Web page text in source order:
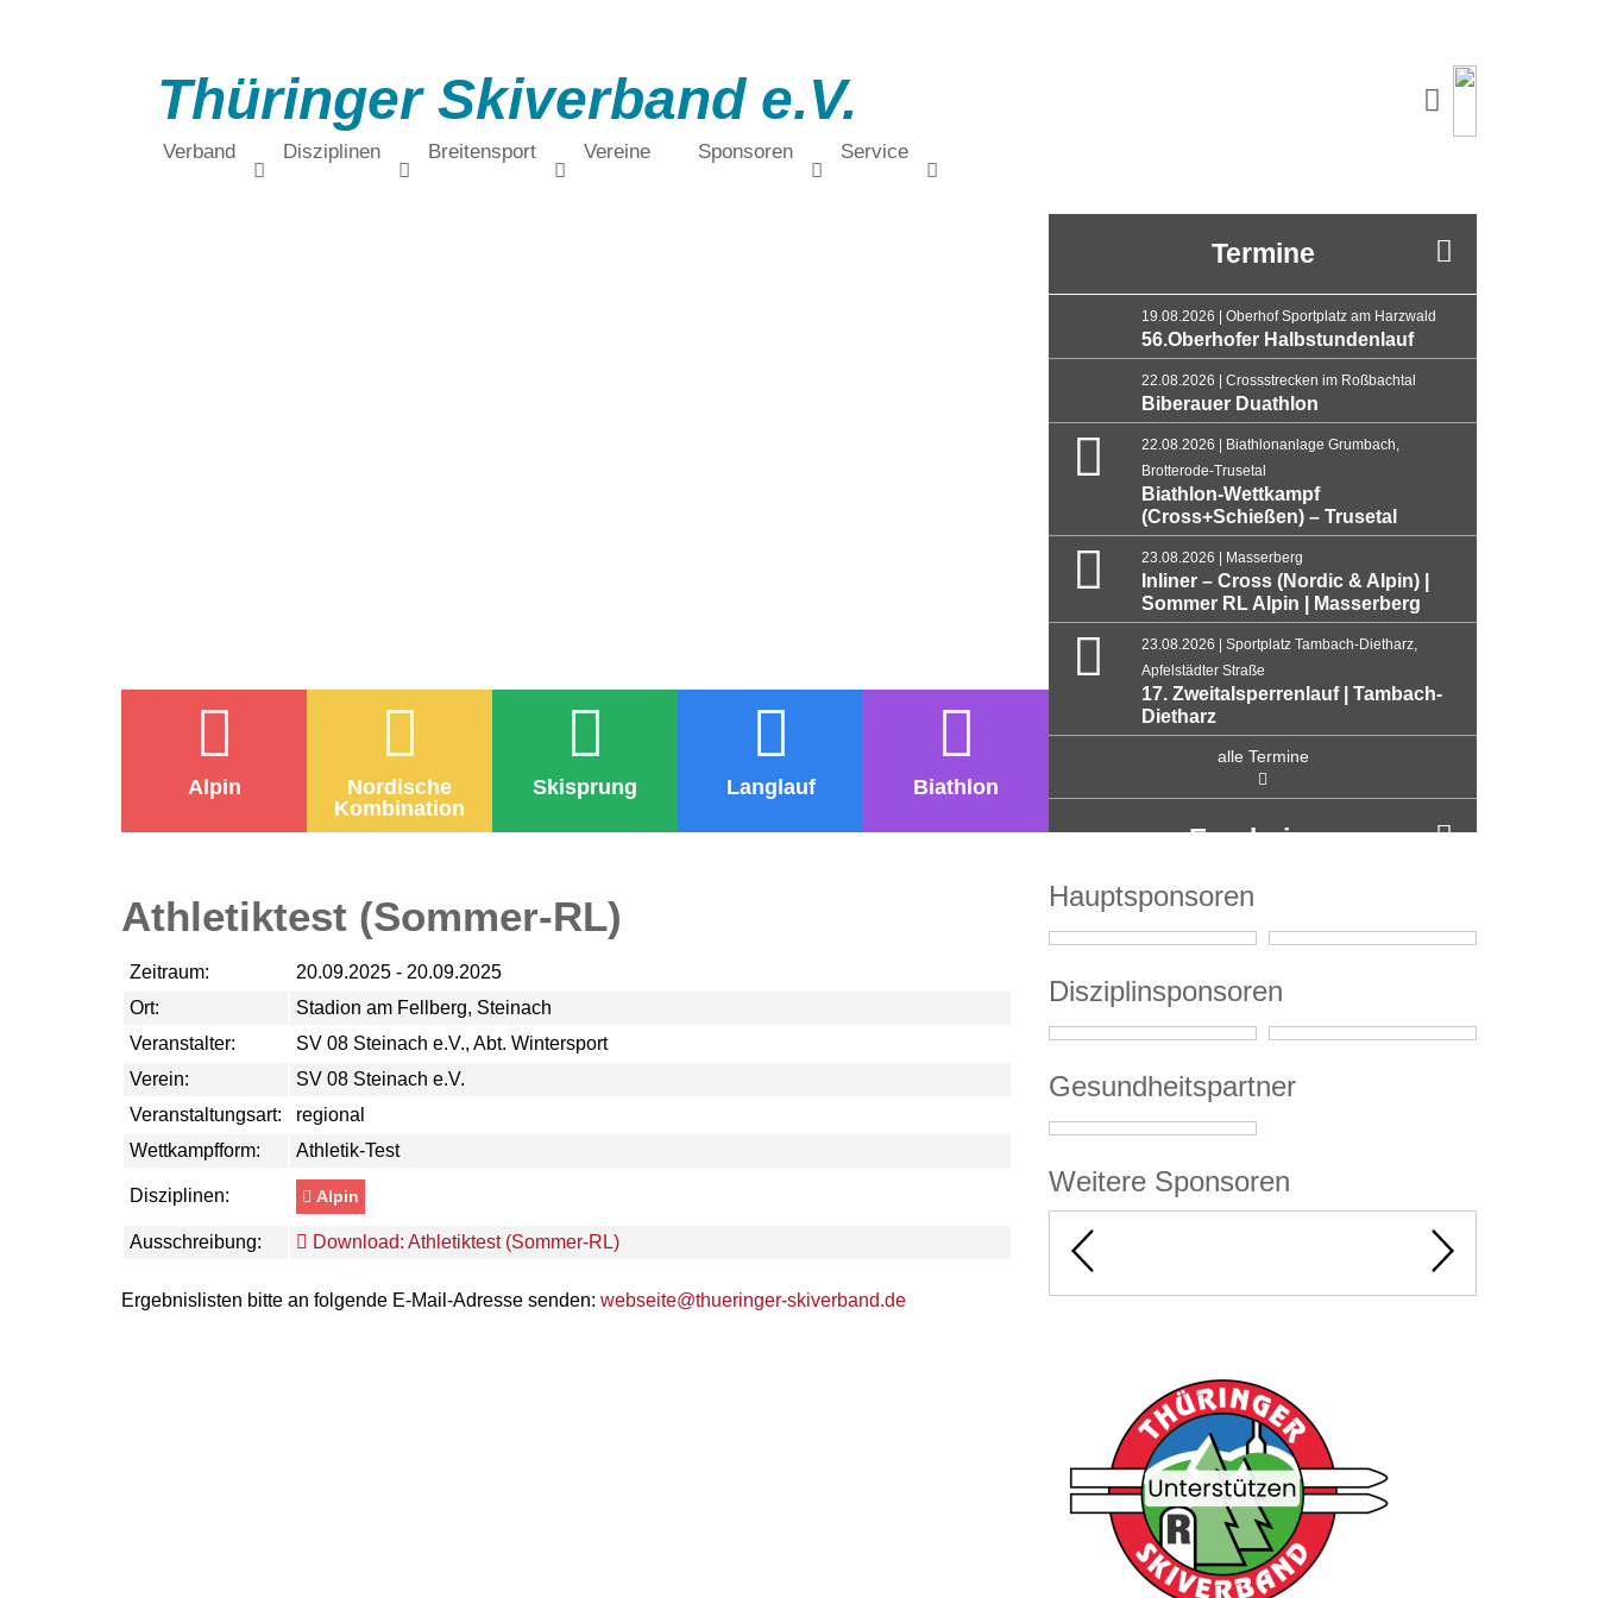
Thüringer Skiverband e.V.
Verband Disziplinen Breitensport Vereine Sponsoren Service
Alpin
Nordische
Kombination
Skisprung Langlauf Biathlon
Termine
19.08.2026 | Oberhof Sportplatz am Harzwald
56.Oberhofer Halbstundenlauf
22.08.2026 | Crossstrecken im Roßbachtal
Biberauer Duathlon
22.08.2026 | Biathlonanlage Grumbach,
Brotterode-Trusetal
Biathlon-Wettkampf
(Cross+Schießen) – Trusetal
23.08.2026 | Masserberg
Inliner – Cross (Nordic & Alpin) |
Sommer RL Alpin | Masserberg
23.08.2026 | Sportplatz Tambach-Dietharz,
Apfelstädter Straße
17. Zweitalsperrenlauf | Tambach-
Dietharz
alle Termine
Ergebnisse
Athletiktest (Sommer-RL)
Zeitraum:
20.09.2025 - 20.09.2025
Ort:
Stadion am Fellberg, Steinach
Veranstalter:
SV 08 Steinach e.V., Abt. Wintersport
Verein:
SV 08 Steinach e.V.
Veranstaltungsart:
regional
Wettkampfform:
Athletik-Test
Disziplinen: Alpin
Ausschreibung: Download: Athletiktest (Sommer-RL)
Ergebnislisten bitte an folgende E-Mail-Adresse senden: webseite@thueringer-skiverband.de
Hauptsponsoren
Disziplinsponsoren
Gesundheitspartner
Weitere Sponsoren